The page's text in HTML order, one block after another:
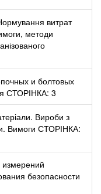
витрат
методи
и болтовых
СТОРІНКА: 3
Вироби з
Вимоги СТОРІНКА:
безопасности